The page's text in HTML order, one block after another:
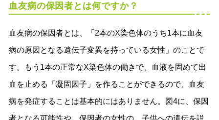
血友病の保因者とは何ですか？
血友病の保因者とは、「2本のX染色体のうち1本に血友
病の原因となる遺伝子変異を持っている女性」のことで
す。もう1本の正常なX染色体の働きで、血液を固めて出
血を止める「凝固因子」を作ることができるので、血友
病を発症することは基本的にはありません。図4に、保因
者となる可能性や、保因者の女性の、子供への遺伝を説